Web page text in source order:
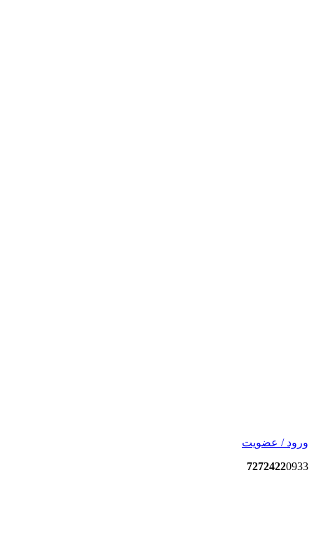
ورود / عضویت
72724220933